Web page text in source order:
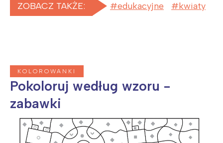
ZOBACZ TAKŻE: edukacyjne kwiaty
KOLOROWANKI
Pokoloruj według wzoru -
zabawki
Wybieram